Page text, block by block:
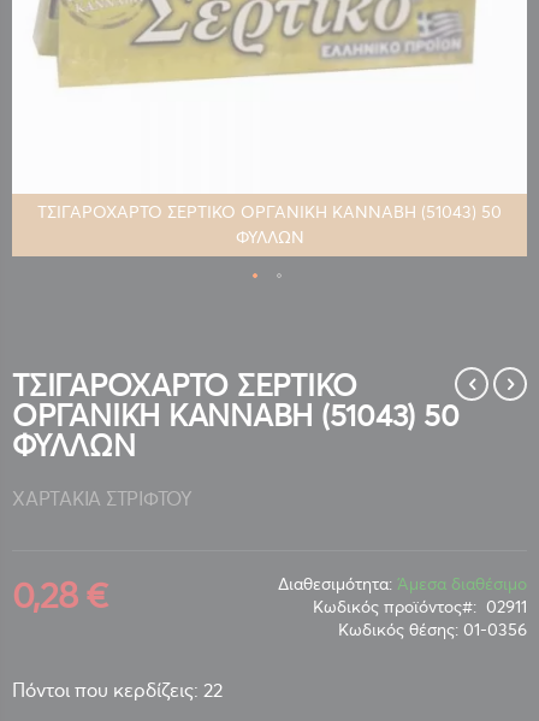
ΤΣΙΓΑΡΟΧΑΡΤΟ ΣΕΡΤΙΚΟ ΟΡΓΑΝΙΚΗ ΚΑΝΝΑΒΗ (51043) 50
ΦΥΛΛΩΝ
της
συλλογής
εικόνων
ΤΣΙΓΑΡΟΧΑΡΤΟ ΣΕΡΤΙΚΟ
ΟΡΓΑΝΙΚΗ ΚΑΝΝΑΒΗ (51043) 50
ΦΥΛΛΩΝ
ΧΑΡΤΑΚΙΑ ΣΤΡΙΦΤΟΥ
0,28 € Διαθεσιμότητα: Άμεσα διαθέσιμο
Κωδικός προϊόντος
02911
Κωδικός θέσης: 01-0356
Πόντοι που κερδίζεις: 22